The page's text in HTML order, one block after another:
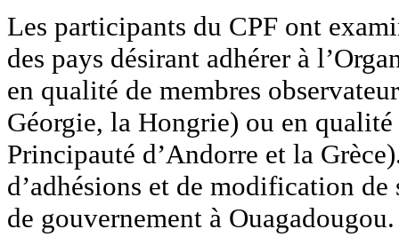
Les participants du CPF ont
des pays désirant adhérer à
en qualité de membres
Géorgie, la Hongrie) ou en qualité
Principauté d’Andorre et la
d’adhésions et de modification
de gouvernement à Ouagadougou.